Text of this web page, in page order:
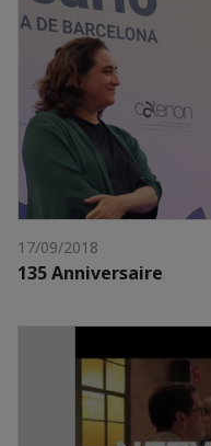
17/09/2018
135 Anniversaire